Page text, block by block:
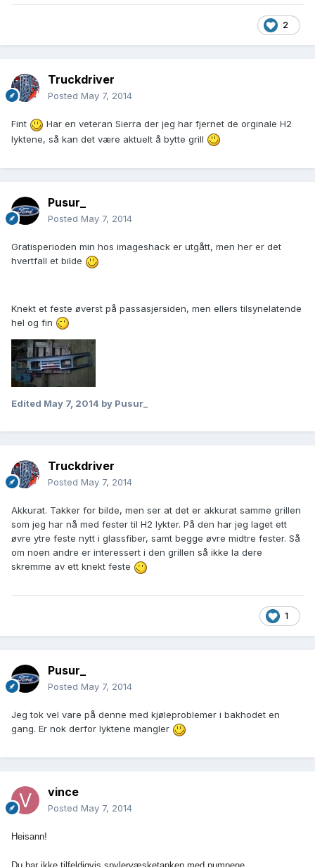
2
Truckdriver
Posted May 7, 2014
Fint
Har en veteran Sierra der jeg har fjernet de orginale H2
lyktene, så kan det være aktuelt å bytte grill
Pusur_
Posted May 7, 2014
Gratisperioden min hos imageshack er utgått, men her er det
hvertfall et bilde
Knekt et feste øverst på passasjersiden, men ellers tilsynelatende
hel og fin
Edited May 7, 2014 by Pusur_
Truckdriver
Posted May 7, 2014
Akkurat. Takker for bilde, men ser at det er akkurat samme grillen
som jeg har nå med fester til H2 lykter. På den har jeg laget ett
øvre ytre feste nytt i glassfiber, samt begge øvre midtre fester. Så
om noen andre er interessert i den grillen så ikke la dere
skremme av ett knekt feste
1
Pusur_
Posted May 7, 2014
Jeg tok vel vare på denne med kjøleproblemer i bakhodet en
gang. Er nok derfor lyktene mangler
vince
Posted May 7, 2014
Heisann!